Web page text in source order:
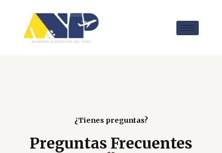
¿Tienes preguntas?
Preguntas Frecuentes